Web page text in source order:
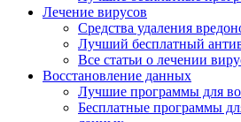
Лечение вирусов
Средства удаления
Лучший бесплатный
Все статьи о лечении
Восстановление данных
Лучшие программы для
Бесплатные программы